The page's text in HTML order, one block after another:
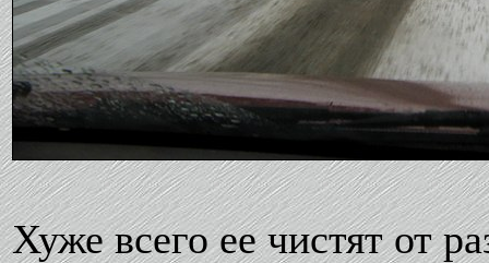
Хуже всего ее чистят от